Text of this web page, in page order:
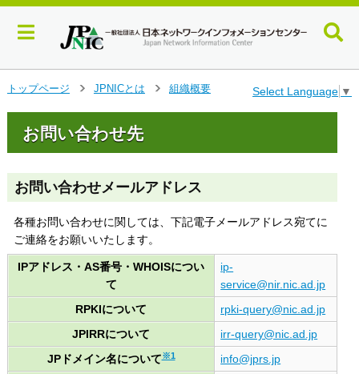
ン
ツ
す
トップページ
JPNICとは
組織概要 Select Language ▼
お問い合わせ先
お問い合わせメールアドレス
各種お問い合わせに関しては、下記電子メールアドレス宛てに
ご連絡をお願いいたします。
IPアドレス・AS番号・WHOISについ
て
ip-
service@nir.nic.ad.jp
RPKIについて
rpki-query@nic.ad.jp
JPIRRについて
irr-query@nic.ad.jp
JPドメイン名について※1
info@jprs.jp